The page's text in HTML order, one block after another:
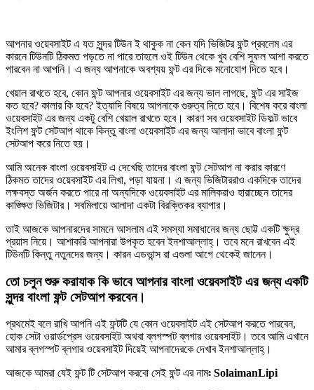
আপনার ওয়েবসাইট এ যত সুন্দর টিউন ই থাকুক না কেন যদি ভিজিটর ফন্ট প্রবলেম এর
কারনে টিউনটি ঠিকমত পড়তে না পারে তাহলে ওই টিউন থেকে খুব বেশি সুফল আশা করতে
পারবেন না আপনি। এ জন্য আপনাকে অবশ্যয় ফন্ট এর দিকে মনোযোগ দিতে হবে।
খেয়াল রাখতে হবে, কোন ফন্ট আপনার ওয়েবসাইট এর জন্য ভাল লাগছে, ফন্ট এর সাইজ
কত হবে? কালার কি হবে? ইত্যাদি বিষয়ে আপনাকে গুরুত্ব দিতে হবে। বিশেষ করে বাংলা
ওয়েবসাইট এর জন্য একটু বেশি খেয়াল রাখতে হবে। কারণ সব ওয়েবসাইট ডিফল্ট ভাবে
ইংলিশ ফন্ট সেটআপ থাকে কিন্তু বাংলা ওয়েবসাইট এর জন্য আলাদা ভাবে বাংলা ফন্ট
সেটআপ করে নিতে হয়।
আমি অনেক বাংলা ওয়েবসাইট এ দেখেছি তাদের বাংলা ফন্ট সেটআপ না করার কারণে
ঠিকমত তাদের ওয়েবসাইট এর লিখা, পড়া যায়না। এ জন্য ভিজিটাররাও একদিকে তাদের
লক্ষবস্ত অর্জন করতে পারে না অন্যদিকে ওয়েবসাইট এর মালিকরাও হারাচ্ছেন তাদের
কাঙ্ক্ষিত ভিজিটার। সবমিলায়ে আলাদা একটা বিরক্তিকর ব্যাপার।
তাই আজকে আপনারদের সামনে আসলাম এই সমস্যা সমাধানের জন্য ছোট্ট একটি ক্ষুদ্র
প্রয়াস নিয়ে। আশাকরি আপনারা উপকৃত হবেন ইনশাআল্লাহ্‌। তবে মনে রাখবেন এই
টিউনটি কিন্তু নতুনদের জন্য। কারন এডভান্স রা এগুলা আগে থেকেই জানেন।
তো চলুন শুরু করাযাক কি ভাবে আপনার বাংলা ওয়েবসাইট এর জন্য একটি
সুন্দর বাংলা ফন্ট সেটআপ করবেন।
প্রথমেই বলে রাখি আপনি এই ফন্টটি যে কোন ওয়েবসাইট এই সেটআপ করতে পারবেন,
হোক সেটা ওয়ার্ডপ্রেস ওয়েবসাইট অথবা ব্লগস্পট ব্লগার ওয়েবসাইট। তবে আমি এখানে
আমার ব্লগস্পট ব্লগার ওয়েবসাইট দিয়েই আপনাদেরকে দেখাব ইনশাআল্লাহ্‌।
আজকে আমরা যেই ফন্ট টি সেটআপ করবো সেই ফন্ট এর নামঃ SolaimanLipi